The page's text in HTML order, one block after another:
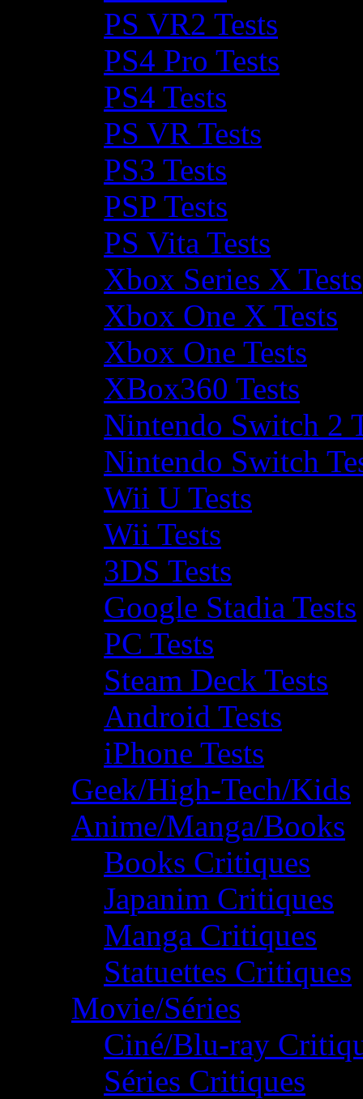
PS VR2 Tests
PS4 Pro Tests
PS4 Tests
PS VR Tests
PS3 Tests
PSP Tests
PS Vita Tests
Xbox Series X Tests
Xbox One X Tests
Xbox One Tests
XBox360 Tests
Nintendo Switch 2
Nintendo Switch
Wii U Tests
Wii Tests
3DS Tests
Google Stadia Tests
PC Tests
Steam Deck Tests
Android Tests
iPhone Tests
Geek/High-Tech/Kids
Anime/Manga/Books
Books Critiques
Japanim Critiques
Manga Critiques
Statuettes Critiques
Movie/Séries
Ciné/Blu-ray
Séries Critiques